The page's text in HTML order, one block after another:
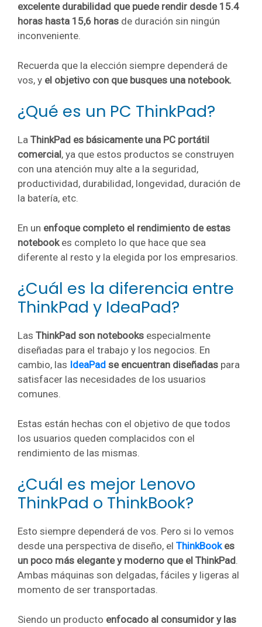
excelente durabilidad que puede rendir desde 15.4
horas hasta 15,6 horas de duración sin ningún
inconveniente.
Recuerda que la elección siempre dependerá de
vos, y el objetivo con que busques una notebook.
¿Qué es un PC ThinkPad?
La ThinkPad es básicamente una PC portátil
comercial, ya que estos productos se construyen
con una atención muy alte a la seguridad,
productividad, durabilidad, longevidad, duración de
la batería, etc.
En un enfoque completo el rendimiento de estas
notebook es completo lo que hace que sea
diferente al resto y la elegida por los empresarios.
¿Cuál es la diferencia entre
ThinkPad y IdeaPad?
Las ThinkPad son notebooks especialmente
diseñadas para el trabajo y los negocios. En
cambio, las IdeaPad se encuentran diseñadas para
satisfacer las necesidades de los usuarios
comunes.
Estas están hechas con el objetivo de que todos
los usuarios queden complacidos con el
rendimiento de las mismas.
¿Cuál es mejor Lenovo
ThinkPad o ThinkBook?
Esto siempre dependerá de vos. Pero si lo vemos
desde una perspectiva de diseño, el ThinkBookes
un poco más elegante y moderno que el ThinkPad.
Ambas máquinas son delgadas, fáciles y ligeras al
momento de ser transportadas.
Siendo un producto enfocado al consumidor y las